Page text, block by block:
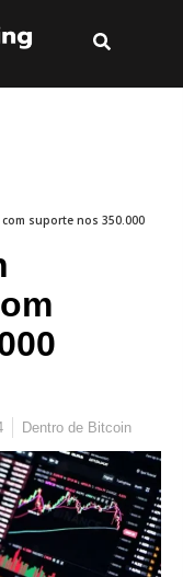
suporte nos 350.000
Dentro de Bitcoin